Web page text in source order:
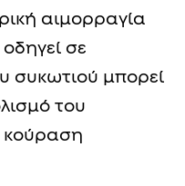
αιμορραγία
σε
συκωτιού μπορεί
του
κούραση